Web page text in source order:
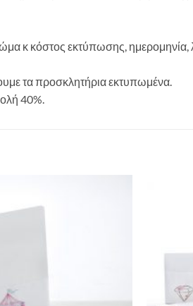
κ κόστος εκτύπωσης, ημερομηνία,
τα προσκλητήρια εκτυπωμένα.
40%.